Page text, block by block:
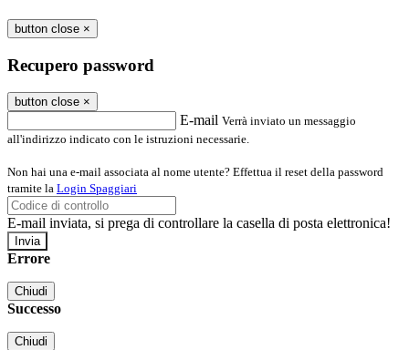
button close ×
Recupero password
button close ×
E-mail Verrà inviato un messaggio
all'indirizzo indicato con le istruzioni necessarie.
Non hai una e-mail associata al nome utente? Effettua il reset della password
tramite la Login Spaggiari
E-mail inviata, si prega di controllare la casella di posta elettronica!
Errore
Chiudi
Successo
Chiudi